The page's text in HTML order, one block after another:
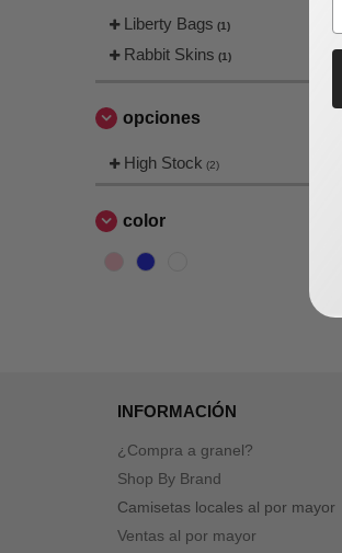
Liberty Bags (1)
Rabbit Skins (1)
opciones
High Stock (2)
color
INFORMACIÓN
¿Compra a granel?
Shop By Brand
Camisetas locales al por mayor
Ventas al por mayor